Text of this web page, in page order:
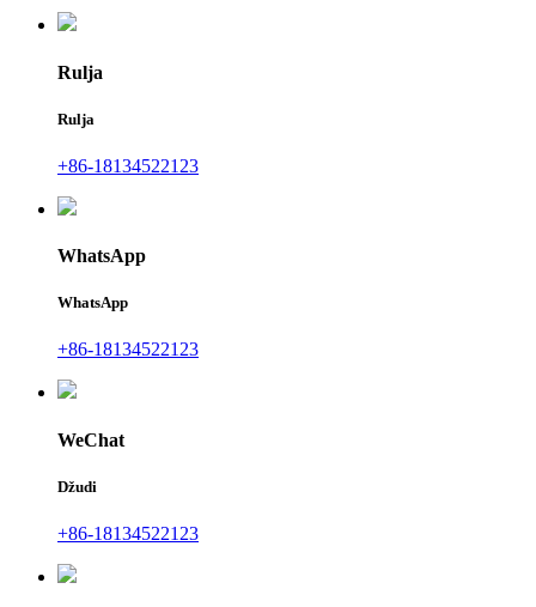
Rulja
Rulja
+86-18134522123
WhatsApp
WhatsApp
+86-18134522123
WeChat
Džudi
+86-18134522123